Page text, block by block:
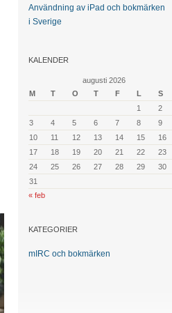
Användning av iPad och bokmärken
i Sverige
KALENDER
augusti 2026
M
T O T F L
S
1
2
3
4 5 6 7 8
9
10
11 12 13 14 15
16
17
18 19 20 21 22
23
24
25 26 27 28 29
30
31
« feb
KATEGORIER
mIRC och bokmärken